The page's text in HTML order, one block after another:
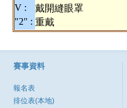
V :
戴開縫眼罩
"2" : 重戴
賽事資料
報名表
排位表(本地)